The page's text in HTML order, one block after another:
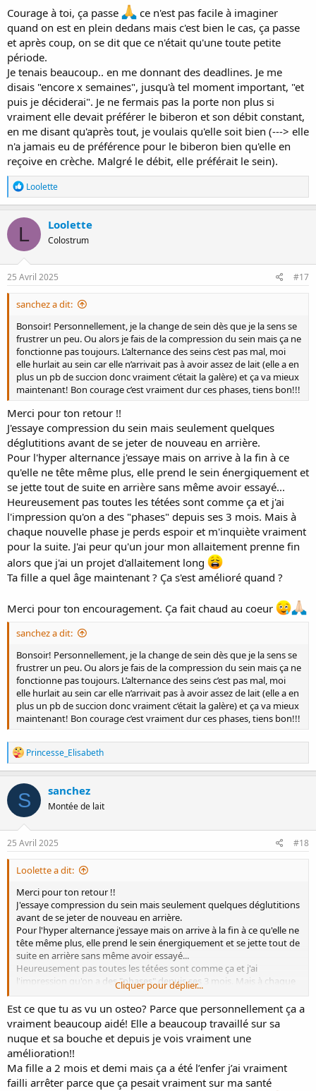
Courage à toi, ça passe
ce n'est pas facile à imaginer
quand on est en plein dedans mais c'est bien le cas, ça passe
et après coup, on se dit que ce n'était qu'une toute petite
période.
Je tenais beaucoup.. en me donnant des deadlines. Je me
disais "encore x semaines", jusqu'à tel moment important, "et
puis je déciderai". Je ne fermais pas la porte non plus si
vraiment elle devait préférer le biberon et son débit constant,
en me disant qu'après tout, je voulais qu'elle soit bien (---> elle
n'a jamais eu de préférence pour le biberon bien qu'elle en
reçoive en crèche. Malgré le débit, elle préférait le sein).
R
é
a
c
i
o
n
s
Loolette
L Loolette
Colostrum
25 Avril 2025 #17
sanchez a dit:
Bonsoir! Personnellement, je la change de sein dès que je la sens se
frustrer un peu. Ou alors je fais de la compression du sein mais ça ne
fonctionne pas toujours. L’alternance des seins c’est pas mal, moi
elle hurlait au sein car elle n’arrivait pas à avoir assez de lait (elle a en
plus un pb de succion donc vraiment c’était la galère) et ça va mieux
maintenant! Bon courage c’est vraiment dur ces phases, tiens bon!!!
Merci pour ton retour !!
J'essaye compression du sein mais seulement quelques
déglutitions avant de se jeter de nouveau en arrière.
Pour l'hyper alternance j'essaye mais on arrive à la fin à ce
qu'elle ne tête même plus, elle prend le sein énergiquement et
se jette tout de suite en arrière sans même avoir essayé...
Heureusement pas toutes les tétées sont comme ça et j'ai
l'impression qu'on a des "phases" depuis ses 3 mois. Mais à
chaque nouvelle phase je perds espoir et m'inquiète vraiment
pour la suite. J'ai peur qu'un jour mon allaitement prenne fin
alors que j'ai un projet d'allaitement long
Ta fille a quel âge maintenant ? Ça s'est amélioré quand ?
Merci pour ton encouragement. Ça fait chaud au coeur
sanchez a dit:
Bonsoir! Personnellement, je la change de sein dès que je la sens se
frustrer un peu. Ou alors je fais de la compression du sein mais ça ne
fonctionne pas toujours. L’alternance des seins c’est pas mal, moi
elle hurlait au sein car elle n’arrivait pas à avoir assez de lait (elle a en
plus un pb de succion donc vraiment c’était la galère) et ça va mieux
maintenant! Bon courage c’est vraiment dur ces phases, tiens bon!!!
R
é
a
c
t
i
o
n
s
Princesse_Elisabeth
S sanchez
Montée de lait
25 Avril 2025 #18
Loolette a dit:
Merci pour ton retour !!
J'essaye compression du sein mais seulement quelques déglutitions
avant de se jeter de nouveau en arrière.
Pour l'hyper alternance j'essaye mais on arrive à la fin à ce qu'elle ne
tête même plus, elle prend le sein énergiquement et se jette tout de
suite en arrière sans même avoir essayé...
Heureusement pas toutes les tétées sont comme ça et j'ai
l'impression qu'on a des "phases" depuis ses 3 mois. Mais à chaque
nouvelle phase je perds espoir et m'inquiète vraiment pour la suite.
J'ai peur qu'un jour mon allaitement prenne fin alors que j'ai un
projet d'allaitement long
Ta fille a quel âge maintenant ? Ça s'est amélioré quand ?
Merci pour ton encouragement. Ça fait chaud au coeur
Cliquer pour déplier...
Est ce que tu as vu un osteo? Parce que personnellement ça a
vraiment beaucoup aidé! Elle a beaucoup travaillé sur sa
nuque et sa bouche et depuis je vois vraiment une
amélioration!!
Ma fille a 2 mois et demi mais ça a été l’enfer j’ai vraiment
failli arrêter parce que ça pesait vraiment sur ma santé